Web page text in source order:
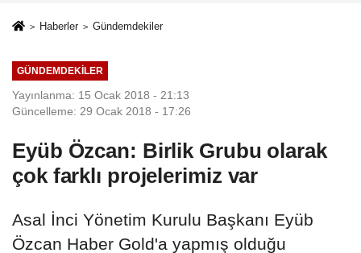
Haberler Gündemdekiler
GÜNDEMDEKILER
Yayınlanma: 15 Ocak 2018 - 21:13
Güncelleme: 29 Ocak 2018 - 17:26
Eyüb Özcan: Birlik Grubu olarak
çok farklı projelerimiz var
Asal İnci Yönetim Kurulu Başkanı Eyüb
Özcan Haber Gold'a yapmış olduğu